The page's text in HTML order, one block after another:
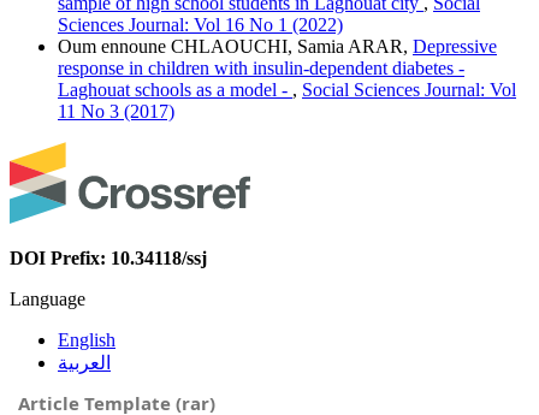
Sciences Journal: Vol 16 No 1 (2022)
Oum ennoune CHLAOUCHI, Samia ARAR, Depressive
response in children with insulin-dependent diabetes -
Laghouat schools as a model - , Social Sciences Journal: Vol
11 No 3 (2017)
DOI Prefix: 10.34118/ssj
Language
English
العربية
Article Template (rar)